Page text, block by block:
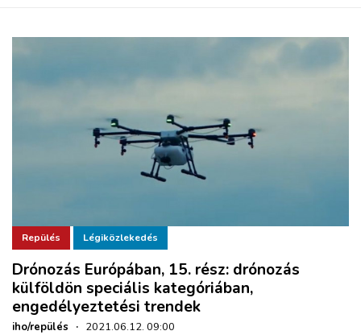
Repülés Légiközlekedés
Drónozás Európában, 15. rész: drónozás
külföldön speciális kategóriában,
engedélyeztetési trendek
iho/repülés · 2021.06.12. 09:00